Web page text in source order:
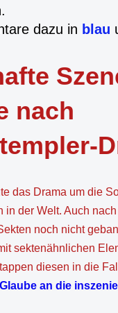
dazu in blau
nach
das Drama um die
in der Welt. Auch
noch nicht
sektenähnlichen
diesen in die
an die